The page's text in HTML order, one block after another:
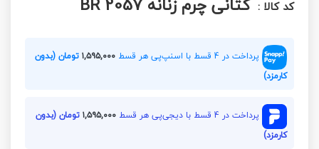
کد کالا :
پرداخت در 4 قسط با اسنپ‌پی هر قسط ۱,۵۹۵,۰۰۰تومان (بدون
کارمزد)
پرداخت در 4 قسط با دیجی‌پی هر قسط ۱,۵۹۵,۰۰۰تومان (بدون
کارمزد)